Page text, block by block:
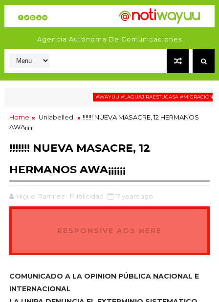
Agencia Autónoma De Comunicaciones
#WAYUU #LAGUAJIRAESTUCASA #MIGRACIÓN
Taller sobre VBG con docentes de La Alta Guajira
Home Unlabelled
!!!!!!! NUEVA MASACRE, 12 HERMANOS
AWA¡¡¡¡¡¡
!!!!!!! NUEVA MASACRE, 12
HERMANOS AWA¡¡¡¡¡¡
Miguel Ramírez - Publicidad 17 years ago
RESPONSIVE ADS HERE
COMUNICADO A LA OPINION PÚBLICA NACIONAL E
INTERNACIONAL